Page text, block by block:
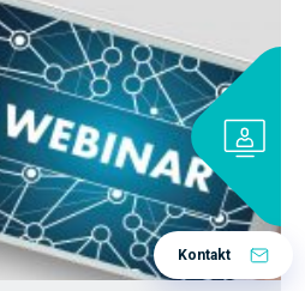
Kontakt